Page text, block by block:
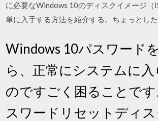
に必要なWindows 10のディスクイメージ（
単に入手する方法を紹介する。ちょっとした
Windows 10パスワード
ら、正常にシステムに
のですごく困ることで
スワードリセットディ